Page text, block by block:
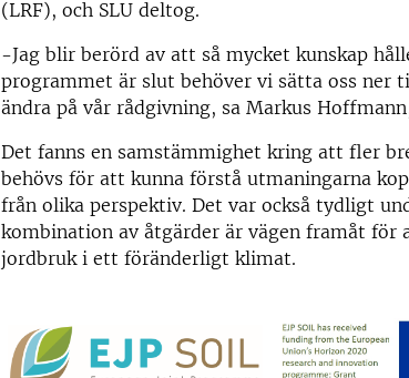
(LRF), och SLU deltog.
-Jag blir berörd av att så mycket kunskap
programmet är slut behöver vi sätta oss ner
ändra på vår rådgivning, sa Markus
Det fanns en samstämmighet kring att fler
behövs för att kunna förstå utmaningarna
från olika perspektiv. Det var också tydligt
kombination av åtgärder är vägen framåt
jordbruk i ett föränderligt klimat.